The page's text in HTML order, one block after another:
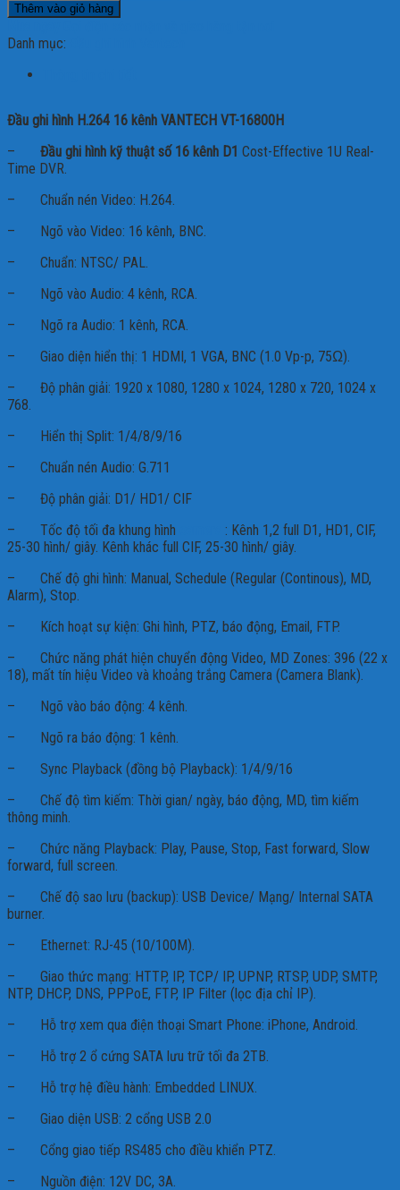
Thêm vào giỏ hàng
Danh mục:
Đầu ghi hình H.264 16 kênh VANTECH VT-16800H
– Đầu ghi hình kỹ thuật số 16 kênh D1 Cost-Effective 1U Real-
Time DVR.
– Chuẩn nén Video: H.264.
– Ngõ vào Video: 16 kênh, BNC.
– Chuẩn: NTSC/ PAL.
– Ngõ vào Audio: 4 kênh, RCA.
– Ngõ ra Audio: 1 kênh, RCA.
– Giao diện hiển thị: 1 HDMI, 1 VGA, BNC (1.0 Vp-p, 75Ω).
– Độ phân giải: 1920 x 1080, 1280 x 1024, 1280 x 720, 1024 x
768.
– Hiển thị Split: 1/4/8/9/16
– Chuẩn nén Audio: G.711
– Độ phân giải: D1/ HD1/ CIF
– Tốc độ tối đa khung hình
: Kênh 1,2 full D1, HD1, CIF,
25-30 hình/ giây. Kênh khác full CIF, 25-30 hình/ giây.
– Chế độ ghi hình: Manual, Schedule (Regular (Continous), MD,
Alarm), Stop.
– Kích hoạt sự kiện: Ghi hình, PTZ, báo động, Email, FTP.
– Chức năng phát hiện chuyển động Video, MD Zones: 396 (22 x
18), mất tín hiệu Video và khoảng trắng Camera (Camera Blank).
– Ngõ vào báo động: 4 kênh.
– Ngõ ra báo động: 1 kênh.
– Sync Playback (đồng bộ Playback): 1/4/9/16
– Chế độ tìm kiếm: Thời gian/ ngày, báo động, MD, tìm kiếm
thông minh.
– Chức năng Playback: Play, Pause, Stop, Fast forward, Slow
forward, full screen.
– Chế độ sao lưu (backup): USB Device/ Mạng/ Internal SATA
burner.
– Ethernet: RJ-45 (10/100M).
– Giao thức mạng: HTTP, IP, TCP/ IP, UPNP, RTSP, UDP, SMTP,
NTP, DHCP, DNS, PPPoE, FTP, IP Filter (lọc địa chỉ IP).
– Hỗ trợ xem qua điện thoại Smart Phone: iPhone, Android.
– Hỗ trợ 2 ổ cứng SATA lưu trữ tối đa 2TB.
– Hỗ trợ hệ điều hành: Embedded LINUX.
– Giao diện USB: 2 cổng USB 2.0
– Cổng giao tiếp RS485 cho điều khiển PTZ.
– Nguồn điện: 12V DC, 3A.